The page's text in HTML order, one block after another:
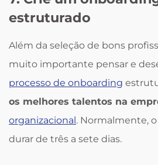
estruturado
Além da seleção de bons
muito importante pensar e
processo de onboarding
os melhores talentos na
organizacional. Normalmente,
durar de três a sete dias.